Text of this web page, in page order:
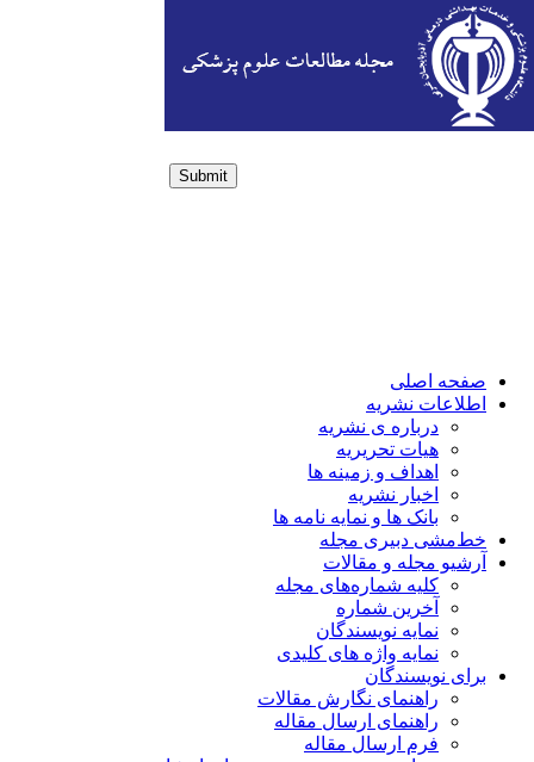
Submit
صفحه اصلی
اطلاعات نشریه
درباره ی نشریه
هیات تحریریه
اهداف و زمینه ها
اخبار نشریه
بانک ها و نمایه نامه ها
خط‌مشی دبیری مجله
آرشیو مجله و مقالات
کلیه شماره‌های مجله
آخرین شماره
نمایه نویسندگان
نمایه واژه های کلیدی
برای نویسندگان
راهنمای نگارش مقالات
راهنمای ارسال مقاله
فرم ارسال مقاله